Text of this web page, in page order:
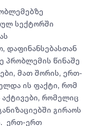
სექტორში
დაფინანსებასთან
პრობლემის წინაშე
მათ შორის, ერთ-
ის ფაქტი, რომ
აქტივები, რომელიც
გირაოს
ერთ-ერთ